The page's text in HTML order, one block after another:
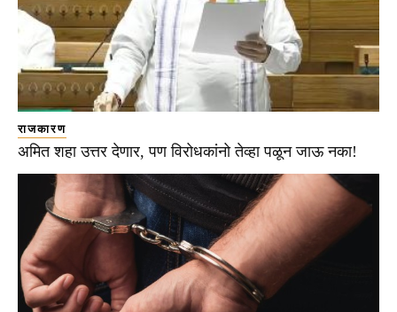
राजकारण
अमित शहा उत्तर देणार, पण विरोधकांनो तेव्हा पळून जाऊ नका!